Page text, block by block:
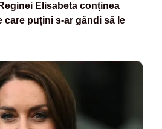
Elisabeta conținea
care puțini s-ar gândi să le